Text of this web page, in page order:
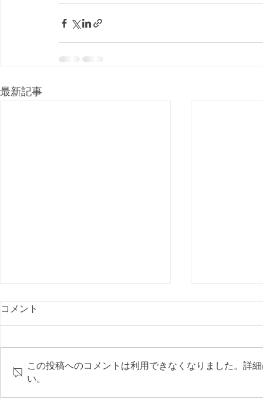
最新記事
石川テレビ「アンナとみかん
沢・加賀 ゴールデンなかよし旅
土屋アンナさんとものまね芸人・
コメント
この投稿へのコメントは利用できなくなりました。詳
い。